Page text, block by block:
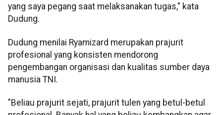
yang saya pegang saat melaksanakan tugas," kata
Dudung.
Dudung menilai Ryamizard merupakan prajurit
profesional yang konsisten mendorong
pengembangan organisasi dan kualitas sumber daya
manusia TNI.
"Beliau prajurit sejati, prajurit tulen yang betul-betul